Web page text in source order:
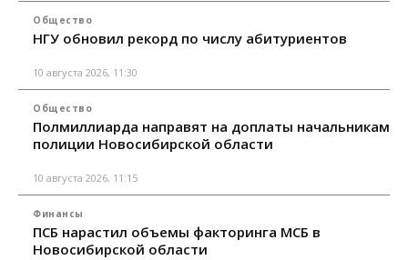
Общество
НГУ обновил рекорд по числу абитуриентов
10 августа 2026, 11:30
Общество
Полмиллиарда направят на доплаты начальникам
полиции Новосибирской области
10 августа 2026, 11:15
Финансы
ПСБ нарастил объемы факторинга МСБ в
Новосибирской области